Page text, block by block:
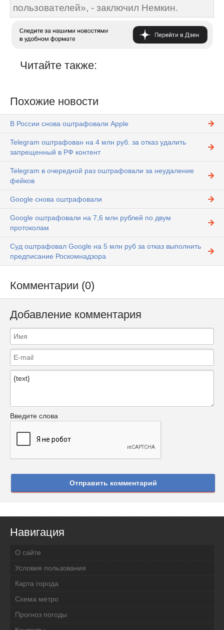
пользователей», - заключил Немкин.
Читайте также:
Похожие новости
В России снова оштрафовали Apple
Telegram оштрафован на 4 млн руб. за отказ удалить
запрещенный в РФ контент
Telegram в очередной раз оштрафовали за неудаление
фейков
Google снова оштрафовали
Google оштрафовали на 7,6 млн рублей по двум
протоколам
Суд оштрафовал Google на 5 млн руб за отказ выполнить
предписание Роскомнадзора
Комментарии (0)
Добавление комментария
Введите слова
Отправить комментарий
Навигация
О сайте
Условия пользования
Карта города
Схема метро
Прогноз погоды